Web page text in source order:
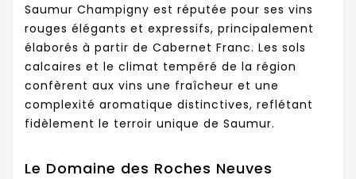
Saumur Champigny est réputée pour ses vins
rouges élégants et expressifs, principalement
élaborés à partir de Cabernet Franc. Les sols
calcaires et le climat tempéré de la région
confèrent aux vins une fraîcheur et une
complexité aromatique distinctives, reflétant
fidèlement le terroir unique de Saumur.
Le Domaine des Roches Neuves